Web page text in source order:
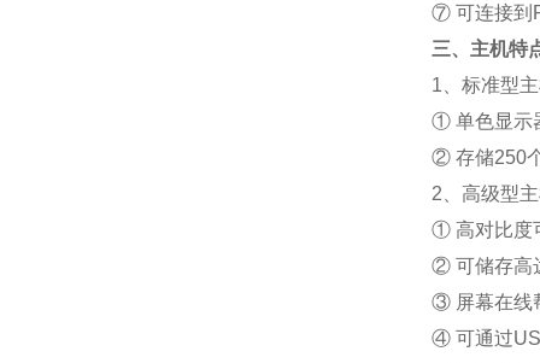
⑦ 可连接到
三、 主机特
1 、标准型
① 单色显示
② 存储250
2 、高级型
① 高对比度
② 可储存高
③ 屏幕在线
④ 可通过